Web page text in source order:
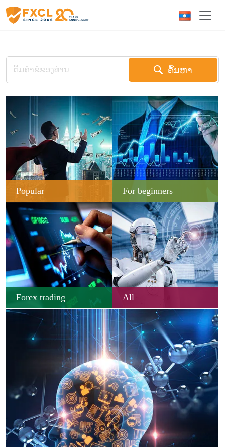
ຄົ້ນຫາ
Popular For beginners
Forex trading All